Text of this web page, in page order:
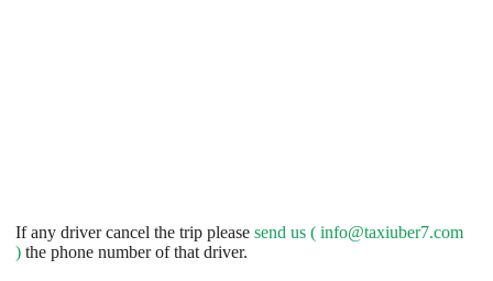
If any driver cancel the trip please send us ( info@taxiuber7.com
) the phone number of that driver.